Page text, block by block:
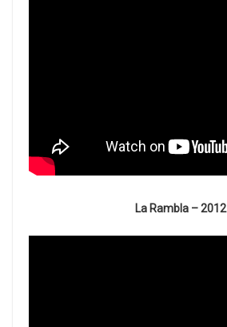
La Rambla – 2012